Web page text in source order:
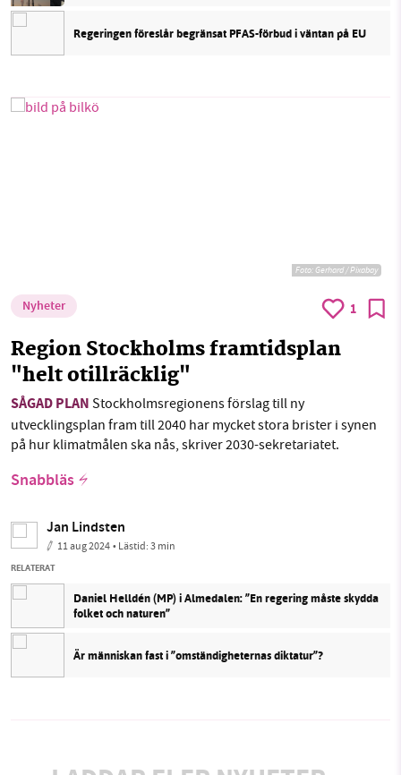
Regeringen föreslår begränsat PFAS-förbud i väntan på EU
Foto: Gerhard / Pixabay
Nyheter 1
Region Stockholms framtidsplan
"helt otillräcklig"
SÅGAD PLAN Stockholmsregionens förslag till ny
utvecklingsplan fram till 2040 har mycket stora brister i synen
på hur klimatmålen ska nås, skriver 2030-sekretariatet.
Snabbläs
Jan Lindsten
11 aug 2024• Lästid:3 min
RELATERAT
Daniel Helldén (MP) i Almedalen: ”En regering måste skydda
folket och naturen”
Är människan fast i ”omständigheternas diktatur”?